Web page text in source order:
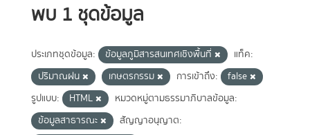
พบ 1 ชุดข้อมูล
ประเภทชุดข้อมูล: ข้อมูลภูมิสารสนเทศเชิงพื้นที่
แท็ค:
ปริมาณฝน
เกษตรกรรม การเข้าถึง:
false
รูปแบบ:
HTML
หมวดหมู่ตามธรรมาภิบาลข้อมูล:
ข้อมูลสาธารณะ
สัญญาอนุญาต: